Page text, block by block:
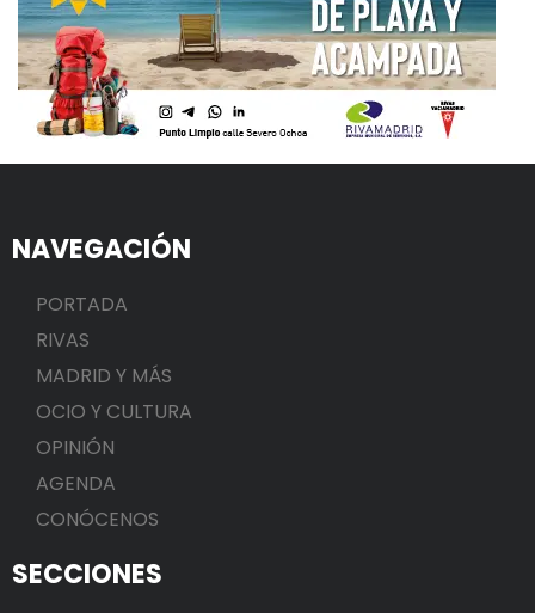
NAVEGACIÓN
PORTADA
RIVAS
MADRID Y MÁS
OCIO Y CULTURA
OPINIÓN
AGENDA
CONÓCENOS
SECCIONES